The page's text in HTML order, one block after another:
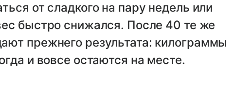
от сладкого на пару недель или
быстро снижался. После 40 те же
прежнего результата: килограммы
и вовсе остаются на месте.